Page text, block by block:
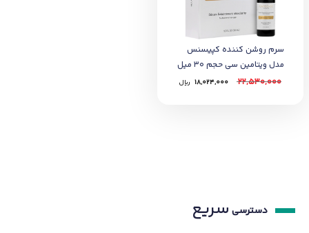
سرم روشن کننده کپیسنس
مدل ویتامین سی حجم 30 میل
22,530,000
18,024,000 ﷼
دسترسی سریع